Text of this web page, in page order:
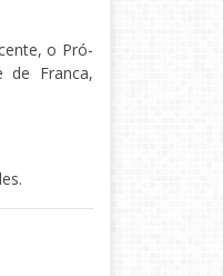
o Pró-
de Franca,